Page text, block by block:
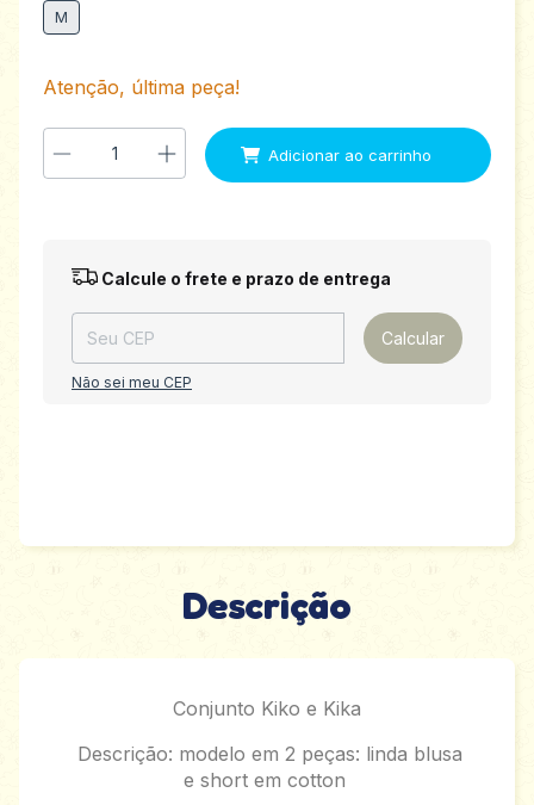
M
Atenção, última peça!
Entregas para o CEP: Alterar CEP
Calcule o frete e prazo de entrega
Calcular
Não sei meu CEP
Descrição
Conjunto Kiko e Kika
Descrição: modelo em 2 peças: linda blusa
e short em cotton